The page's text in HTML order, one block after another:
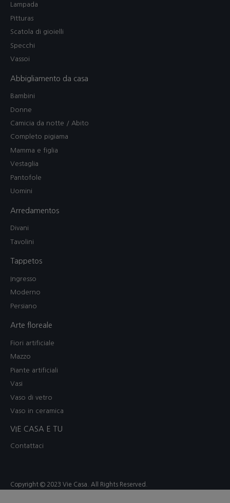
Lampada
Pitturas
Scatola di gioielli
Specchi
Vassoi
Abbigliamento da casa
Bambini
Donne
Camicia da notte / Abito
Completo pigiama
Mamma e figlia
Vestaglia
Pantofole
Uomini
Arredamentos
Divani
Tavolini
Tappetos
Ingresso
Moderno
Persiano
Arte floreale
Fiori artificiale
Mazzo
Piante artificiali
Vasi
Vaso di vetro
Vaso in ceramica
VIE CASA E TU
Contattaci
Copyright © 2023 Vie Casa. All Rights Reserved.